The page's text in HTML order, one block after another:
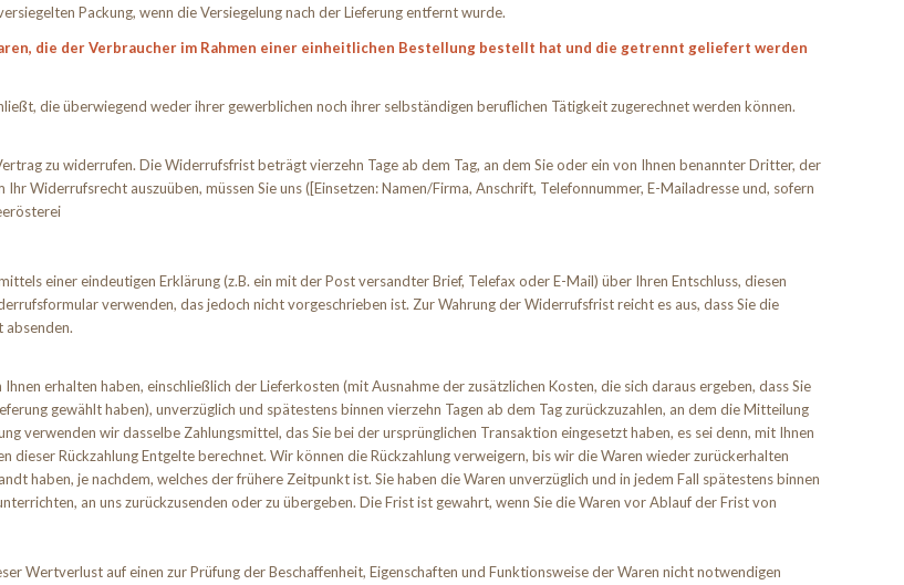
Packung, wenn die Versiegelung nach der Lieferung entfernt wurde.
die der Verbraucher im Rahmen einer einheitlichen Bestellung bestellt hat und die getrennt geliefert werden
die überwiegend weder ihrer gewerblichen noch ihrer selbständigen beruflichen Tätigkeit zugerechnet werden können.
zu widerrufen. Die Widerrufsfrist beträgt vierzehn Tage ab dem Tag, an dem Sie oder ein von Ihnen benannter Dritter, der
Widerrufsrecht auszuüben, müssen Sie uns ([Einsetzen: Namen/Firma, Anschrift, Telefonnummer, E-Mailadresse und, sofern
einer eindeutigen Erklärung (z.B. ein mit der Post versandter Brief, Telefax oder E-Mail) über Ihren Entschluss, diesen
verwenden, das jedoch nicht vorgeschrieben ist. Zur Wahrung der Widerrufsfrist reicht es aus, dass Sie die
erhalten haben, einschließlich der Lieferkosten (mit Ausnahme der zusätzlichen Kosten, die sich daraus ergeben, dass Sie
gewählt haben), unverzüglich und spätestens binnen vierzehn Tagen ab dem Tag zurückzuzahlen, an dem die Mitteilung
verwenden wir dasselbe Zahlungsmittel, das Sie bei der ursprünglichen Transaktion eingesetzt haben, es sei denn, mit Ihnen
Rückzahlung Entgelte berechnet. Wir können die Rückzahlung verweigern, bis wir die Waren wieder zurückerhalten
haben, je nachdem, welches der frühere Zeitpunkt ist. Sie haben die Waren unverzüglich und in jedem Fall spätestens binnen
an uns zurückzusenden oder zu übergeben. Die Frist ist gewahrt, wenn Sie die Waren vor Ablauf der Frist von
Wertverlust auf einen zur Prüfung der Beschaffenheit, Eigenschaften und Funktionsweise der Waren nicht notwendigen